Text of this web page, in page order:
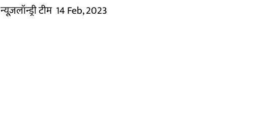
न्यूज़लॉन्ड्री टीम 14 Feb, 2023